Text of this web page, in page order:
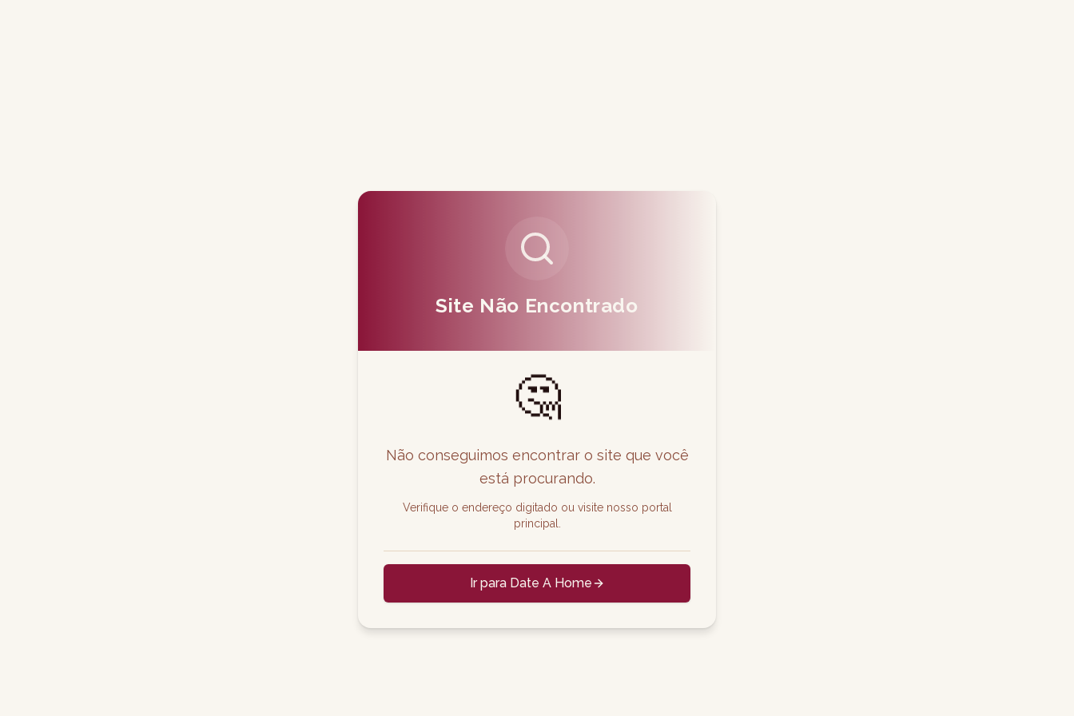
Site Não Encontrado
🤔
Não conseguimos encontrar o site que você
está procurando.
Verifique o endereço digitado ou visite nosso portal
principal.
Ir para Date A Home